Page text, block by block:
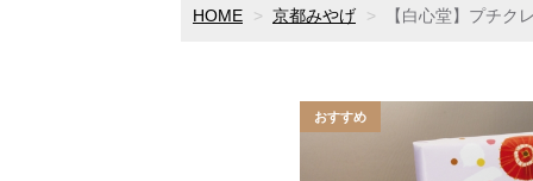
HOME 京都みやげ 【白心堂】プチク